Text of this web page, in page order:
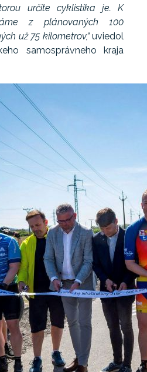
určite cyklistika je. K
z plánovaných 100
už 75 kilometrov,“ uviedol
samosprávneho kraja